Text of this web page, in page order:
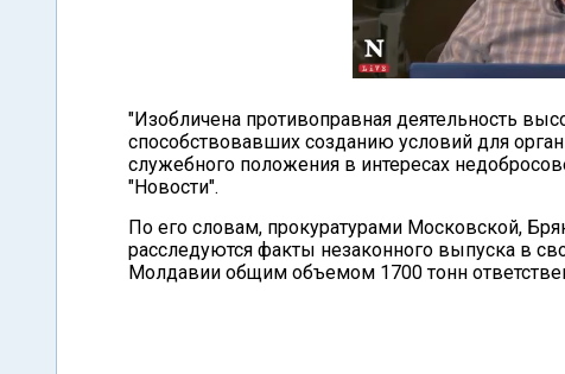
"Изобличена противоправная деятельность
способствовавших созданию условий для
служебного положения в интересах
"Новости".
По его словам, прокуратурами Московской,
расследуются факты незаконного выпуска в
Молдавии общим объемом 1700 тонн